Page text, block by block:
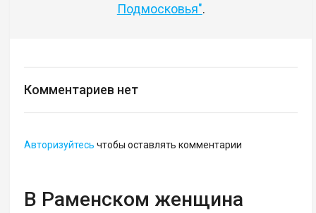
Подмосковья".
Комментариев нет
Авторизуйтесь чтобы оставлять комментарии
В Раменском женщина